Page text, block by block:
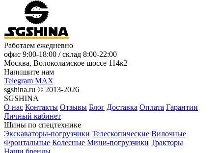
Работаем ежедневно
офис 9:00-18:00 / склад 8:00-22:00
Москва, Волоколамское шоссе 114к2
Напишите нам
Telegram MAX
sgshina.ru © 2013-2026
SGSHINA
О нас Контакты Отзывы Блог Доставка Оплата Гарантии
Личный кабинет
Шины по спецтехнике
Экскаваторы-погрузчики Телескопические Вилочные
Фронтальные Колесные Мини-погрузчики Тракторы
Наши бренды